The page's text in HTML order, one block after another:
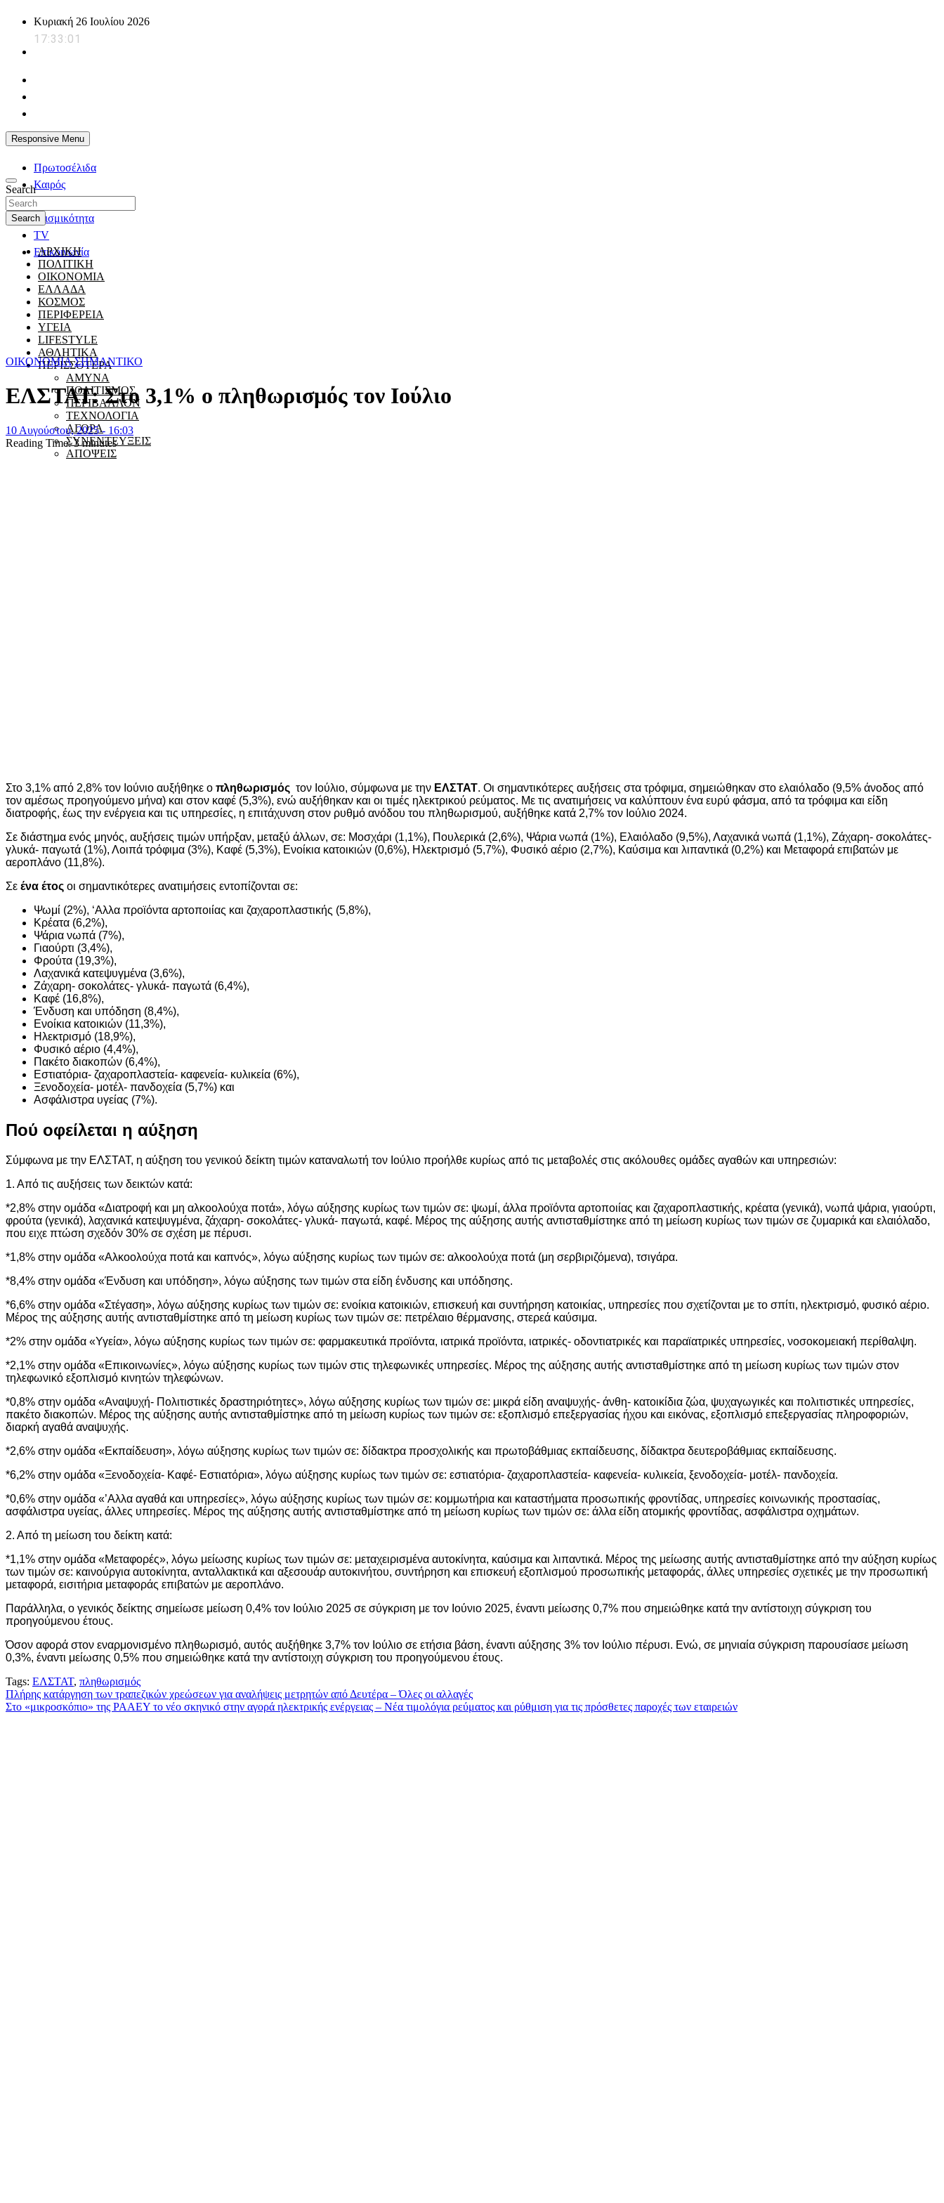
Κυριακή 26 Ιουλίου 2026
17:33:01
Responsive Menu
Πρωτοσέλιδα
Καιρός
Ζώδια
Σεισμικότητα
TV
Επικοινωνία
powerplayer.gr
Search
Search
ΑΡΧΙΚΗ
ΠΟΛΙΤΙΚΗ
ΟΙΚΟΝΟΜΙΑ
ΕΛΛΑΔΑ
ΚΟΣΜΟΣ
ΠΕΡΙΦΕΡΕΙΑ
ΥΓΕΙΑ
LIFESTYLE
ΑΘΛΗΤΙΚΑ
ΠΕΡΙΣΣΟΤΕΡΑ
ΑΜΥΝΑ
ΠΟΛΙΤΙΣΜΟΣ
ΠΕΡΙΒΑΛΛΟΝ
ΤΕΧΝΟΛΟΓΙΑ
ΑΓΟΡΑ
ΣΥΝΕΝΤΕΥΞΕΙΣ
ΑΠΟΨΕΙΣ
ΟΙΚΟΝΟΜΙΑ ΣΗΜΑΝΤΙΚΟ
ΕΛΣΤΑΤ: Στο 3,1% ο πληθωρισμός τον Ιούλιο
10 Αυγούστου, 2025 - 16:03
Reading Time:3 minutes
Στο 3,1% από 2,8% τον Ιούνιο αυξήθηκε ο πληθωρισμός τον Ιούλιο, σύμφωνα με την ΕΛΣΤΑΤ. Oι σημαντικότερες αυξήσεις στα τρόφιμα, σημειώθηκαν στο ελαιόλαδο (9,5% άνοδος από
τον αμέσως προηγούμενο μήνα) και στον καφέ (5,3%), ενώ αυξήθηκαν και οι τιμές ηλεκτρικού ρεύματος. Με τις ανατιμήσεις να καλύπτουν ένα ευρύ φάσμα, από τα τρόφιμα και είδη
διατροφής, έως την ενέργεια και τις υπηρεσίες, η επιτάχυνση στον ρυθμό ανόδου του πληθωρισμού, αυξήθηκε κατά 2,7% τον Ιούλιο 2024.
Σε διάστημα ενός μηνός, αυξήσεις τιμών υπήρξαν, μεταξύ άλλων, σε: Μοσχάρι (1,1%), Πουλερικά (2,6%), Ψάρια νωπά (1%), Ελαιόλαδο (9,5%), Λαχανικά νωπά (1,1%), Ζάχαρη- σοκολάτες-
γλυκά- παγωτά (1%), Λοιπά τρόφιμα (3%), Καφέ (5,3%), Ενοίκια κατοικιών (0,6%), Ηλεκτρισμό (5,7%), Φυσικό αέριο (2,7%), Καύσιμα και λιπαντικά (0,2%) και Μεταφορά επιβατών με
αεροπλάνο (11,8%).
Σε ένα έτος οι σημαντικότερες ανατιμήσεις εντοπίζονται σε:
Ψωμί (2%), ‘Αλλα προϊόντα αρτοποιίας και ζαχαροπλαστικής (5,8%),
Κρέατα (6,2%),
Ψάρια νωπά (7%),
Γιαούρτι (3,4%),
Φρούτα (19,3%),
Λαχανικά κατεψυγμένα (3,6%),
Ζάχαρη- σοκολάτες- γλυκά- παγωτά (6,4%),
Καφέ (16,8%),
Ένδυση και υπόδηση (8,4%),
Ενοίκια κατοικιών (11,3%),
Ηλεκτρισμό (18,9%),
Φυσικό αέριο (4,4%),
Πακέτο διακοπών (6,4%),
Εστιατόρια- ζαχαροπλαστεία- καφενεία- κυλικεία (6%),
Ξενοδοχεία- μοτέλ- πανδοχεία (5,7%) και
Ασφάλιστρα υγείας (7%).
Πού οφείλεται η αύξηση
Σύμφωνα με την ΕΛΣΤΑΤ, η αύξηση του γενικού δείκτη τιμών καταναλωτή τον Ιούλιο προήλθε κυρίως από τις μεταβολές στις ακόλουθες ομάδες αγαθών και υπηρεσιών:
1. Από τις αυξήσεις των δεικτών κατά:
*2,8% στην ομάδα «Διατροφή και μη αλκοολούχα ποτά», λόγω αύξησης κυρίως των τιμών σε: ψωμί, άλλα προϊόντα αρτοποιίας και ζαχαροπλαστικής, κρέατα (γενικά), νωπά ψάρια, γιαούρτι,
φρούτα (γενικά), λαχανικά κατεψυγμένα, ζάχαρη- σοκολάτες- γλυκά- παγωτά, καφέ. Μέρος της αύξησης αυτής αντισταθμίστηκε από τη μείωση κυρίως των τιμών σε ζυμαρικά και ελαιόλαδο,
που ειχε πτώση σχεδόν 30% σε σχέση με πέρυσι.
*1,8% στην ομάδα «Αλκοολούχα ποτά και καπνός», λόγω αύξησης κυρίως των τιμών σε: αλκοολούχα ποτά (μη σερβιριζόμενα), τσιγάρα.
*8,4% στην ομάδα «Ένδυση και υπόδηση», λόγω αύξησης των τιμών στα είδη ένδυσης και υπόδησης.
*6,6% στην ομάδα «Στέγαση», λόγω αύξησης κυρίως των τιμών σε: ενοίκια κατοικιών, επισκευή και συντήρηση κατοικίας, υπηρεσίες που σχετίζονται με το σπίτι, ηλεκτρισμό, φυσικό αέριο.
Μέρος της αύξησης αυτής αντισταθμίστηκε από τη μείωση κυρίως των τιμών σε: πετρέλαιο θέρμανσης, στερεά καύσιμα.
*2% στην ομάδα «Υγεία», λόγω αύξησης κυρίως των τιμών σε: φαρμακευτικά προϊόντα, ιατρικά προϊόντα, ιατρικές- οδοντιατρικές και παραϊατρικές υπηρεσίες, νοσοκομειακή περίθαλψη.
*2,1% στην ομάδα «Επικοινωνίες», λόγω αύξησης κυρίως των τιμών στις τηλεφωνικές υπηρεσίες. Μέρος της αύξησης αυτής αντισταθμίστηκε από τη μείωση κυρίως των τιμών στον
τηλεφωνικό εξοπλισμό κινητών τηλεφώνων.
*0,8% στην ομάδα «Αναψυχή- Πολιτιστικές δραστηριότητες», λόγω αύξησης κυρίως των τιμών σε: μικρά είδη αναψυχής- άνθη- κατοικίδια ζώα, ψυχαγωγικές και πολιτιστικές υπηρεσίες,
πακέτο διακοπών. Μέρος της αύξησης αυτής αντισταθμίστηκε από τη μείωση κυρίως των τιμών σε: εξοπλισμό επεξεργασίας ήχου και εικόνας, εξοπλισμό επεξεργασίας πληροφοριών,
διαρκή αγαθά αναψυχής.
*2,6% στην ομάδα «Εκπαίδευση», λόγω αύξησης κυρίως των τιμών σε: δίδακτρα προσχολικής και πρωτοβάθμιας εκπαίδευσης, δίδακτρα δευτεροβάθμιας εκπαίδευσης.
*6,2% στην ομάδα «Ξενοδοχεία- Καφέ- Εστιατόρια», λόγω αύξησης κυρίως των τιμών σε: εστιατόρια- ζαχαροπλαστεία- καφενεία- κυλικεία, ξενοδοχεία- μοτέλ- πανδοχεία.
*0,6% στην ομάδα «’Αλλα αγαθά και υπηρεσίες», λόγω αύξησης κυρίως των τιμών σε: κομμωτήρια και καταστήματα προσωπικής φροντίδας, υπηρεσίες κοινωνικής προστασίας,
ασφάλιστρα υγείας, άλλες υπηρεσίες. Μέρος της αύξησης αυτής αντισταθμίστηκε από τη μείωση κυρίως των τιμών σε: άλλα είδη ατομικής φροντίδας, ασφάλιστρα οχημάτων.
2. Από τη μείωση του δείκτη κατά:
*1,1% στην ομάδα «Μεταφορές», λόγω μείωσης κυρίως των τιμών σε: μεταχειρισμένα αυτοκίνητα, καύσιμα και λιπαντικά. Μέρος της μείωσης αυτής αντισταθμίστηκε από την αύξηση κυρίως
των τιμών σε: καινούργια αυτοκίνητα, ανταλλακτικά και αξεσουάρ αυτοκινήτου, συντήρηση και επισκευή εξοπλισμού προσωπικής μεταφοράς, άλλες υπηρεσίες σχετικές με την προσωπική
μεταφορά, εισιτήρια μεταφοράς επιβατών με αεροπλάνο.
Παράλληλα, ο γενικός δείκτης σημείωσε μείωση 0,4% τον Ιούλιο 2025 σε σύγκριση με τον Ιούνιο 2025, έναντι μείωσης 0,7% που σημειώθηκε κατά την αντίστοιχη σύγκριση του
προηγούμενου έτους.
Όσον αφορά στον εναρμονισμένο πληθωρισμό, αυτός αυξήθηκε 3,7% τον Ιούλιο σε ετήσια βάση, έναντι αύξησης 3% τον Ιούλιο πέρυσι. Ενώ, σε μηνιαία σύγκριση παρουσίασε μείωση
0,3%, έναντι μείωσης 0,5% που σημειώθηκε κατά την αντίστοιχη σύγκριση του προηγούμενου έτους.
Tags: ΕΛΣΤΑΤ, πληθωρισμός
Πλοήγηση
άρθρων
Πλήρης κατάργηση των τραπεζικών χρεώσεων για αναλήψεις μετρητών από Δευτέρα – Όλες οι αλλαγές
Στο «μικροσκόπιο» της ΡΑΑΕΥ το νέο σκηνικό στην αγορά ηλεκτρικής ενέργειας – Νέα τιμολόγια ρεύματος και ρύθμιση για τις πρόσθετες παροχές των εταιρειών